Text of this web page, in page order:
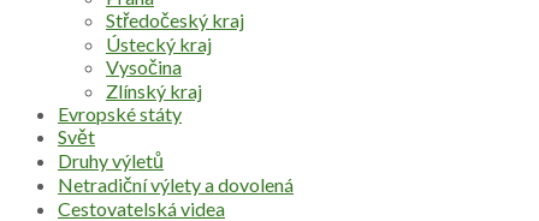
Středočeský kraj
Ústecký kraj
Vysočina
Zlínský kraj
Evropské státy
Svět
Druhy výletů
Netradiční výlety a dovolená
Cestovatelská videa